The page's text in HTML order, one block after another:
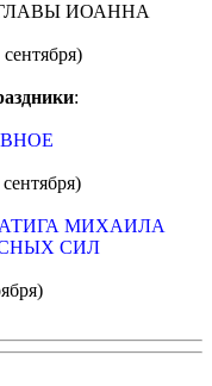
ИОАННА
:
МИХАИЛА
СИЛ